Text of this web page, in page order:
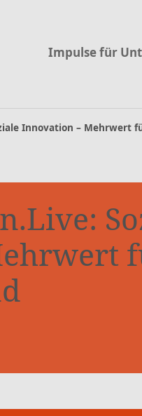
Impulse für
Innovation – Mehrwert